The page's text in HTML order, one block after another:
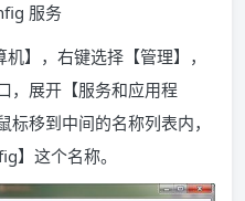
服务
】，右键选择【管理】，
，展开【服务和应用程
移到中间的名称列表内，
】这个名称。